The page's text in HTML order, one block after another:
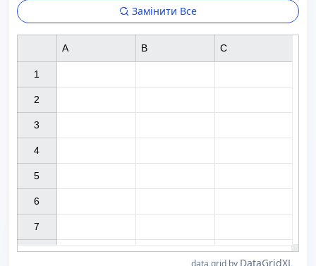
Замінити Все
1
2
3
4
5
6
7
A B C
data grid by DataGridXL